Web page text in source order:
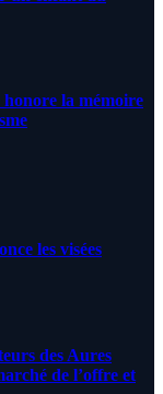
la mémoire
les visées
des Aures
de l’offre et